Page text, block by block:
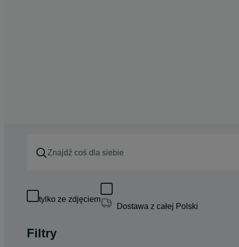
tylko ze zdjęciem
Dostawa z całej Polski
Filtry